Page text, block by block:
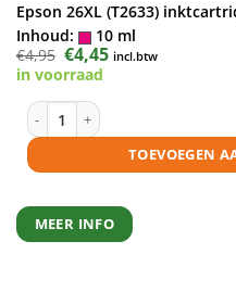
Epson 26XL (T2633)
Inhoud:
10 ml
€4,95 Oorspronkelijke
prijs
was:
€4,45Huidige
prijs
incl.btw
in voorraad
Epson 26XL (T2633)
TOEVOEGEN
MEER INFO